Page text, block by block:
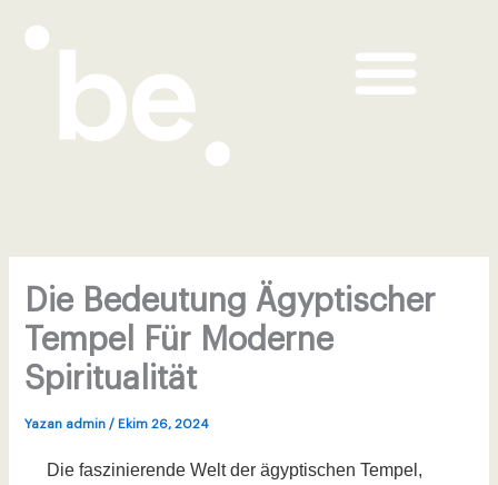
Die Bedeutung Ägyptischer
Tempel Für Moderne
Spiritualität
Yazan admin / Ekim 26, 2024
Die faszinierende Welt der ägyptischen Tempel,